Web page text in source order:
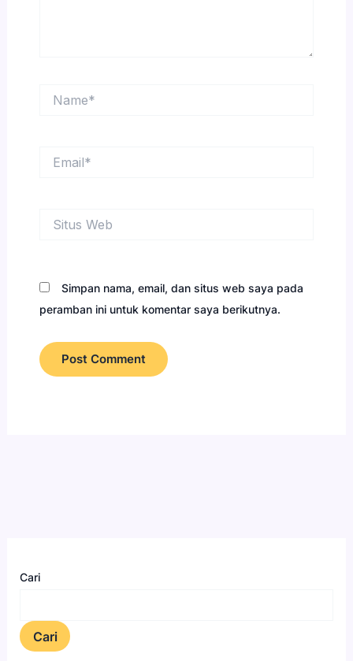
Web
Simpan nama, email, dan situs web saya pada
peramban ini untuk komentar saya berikutnya.
Cari
Cari